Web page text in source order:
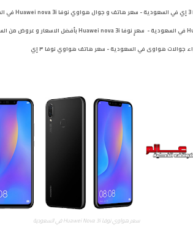
هواوى في السعودية - سعر هاتف هواوي نوفا ٣ إي
سعر هواوي نوفا Huawei Nova 3i في السعودية